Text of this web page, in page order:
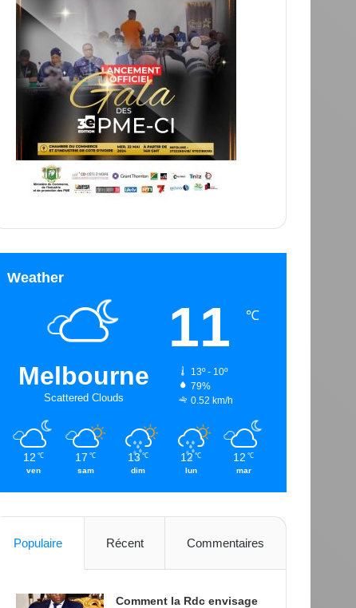
Weather
Melbourne
Scattered Clouds
11 ℃
13º - 10º
79%
0.52 km/h
12 ℃
ven
17 ℃
sam
13 ℃
dim
12 ℃
lun
12 ℃
mar
Populaire Récent Commentaires
Comment la Rdc envisage